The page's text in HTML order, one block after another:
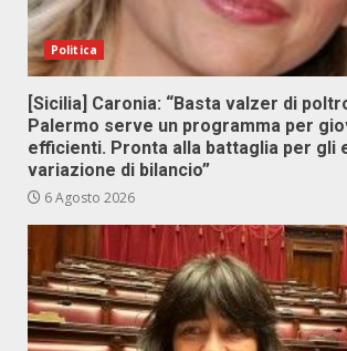
Politica
[Sicilia] Caronia: “Basta valzer di
Palermo serve un programma per
efficienti. Pronta alla battaglia per gli
variazione di bilancio”
6 Agosto 2026